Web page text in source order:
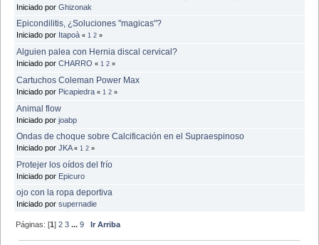
Iniciado por Ghizonak
Epicondilitis, ¿Soluciones "magicas"?
Iniciado por Itapoà « 1 2 »
Alguien palea con Hernia discal cervical?
Iniciado por CHARRO « 1 2 »
Cartuchos Coleman Power Max
Iniciado por Picapiedra « 1 2 »
Animal flow
Iniciado por joabp
Ondas de choque sobre Calcificación en el Supraespinoso
Iniciado por JKA « 1 2 »
Protejer los oídos del frío
Iniciado por Epicuro
ojo con la ropa deportiva
Iniciado por supernadie
Páginas: [1]2 3 ...9 Ir Arriba